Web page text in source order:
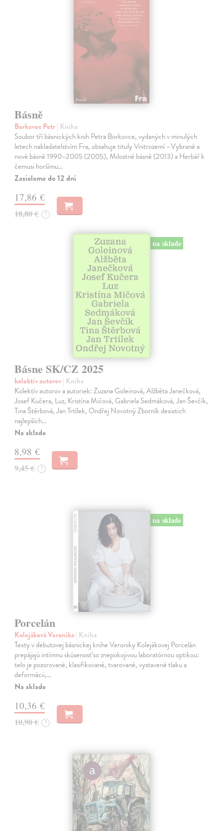
Básně
Borkovec Petr| Kniha
Soubor tří básnických knih Petra Borkovce, vydaných v minulých
letech nakladatelstvím Fra, obsahuje tituly Vnitrozemí –Vybrané a
nové básně 1990–2005 (2005), Milostné básně (2013) a Herbář k
čemusi horšímu…
Zasielame do 12 dní
17,86 €
18,80 € ?
na sklade
Básne SK/CZ 2025
kolektív autorov| Kniha
Kolektív autorov a autoriek: Zuzana Goleinová, Alžběta Janečková,
Josef Kučera, Luz, Kristína Mičová, Gabriela Sedmáková, Jan Ševčík,
Tina Štěrbová, Jan Trtílek, Ondřej Novotný Zborník desiatich
najlepších…
Na sklade
8,98 €
9,45 € ?
na sklade
Porcelán
Kolejáková Veronika| Kniha
Texty v debutovej básnickej knihe Veroniky Kolejákovej Porcelán
prepájajú intímnu skúsenosť so znepokojivou laboratórnou optikou:
telo je pozorované, klasifikované, tvarované, vystavené tlaku a
deformácii,…
Na sklade
10,36 €
10,90 € ?